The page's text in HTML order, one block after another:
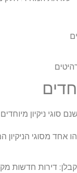
סוגי ניקיון
אחד מסוגי
דירות חדשות